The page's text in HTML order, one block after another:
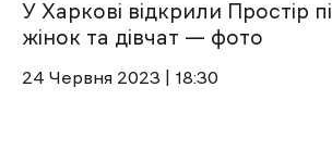
У Харкові відкрили Простір
жінок та дівчат — фото
24 Червня 2023 | 18:30